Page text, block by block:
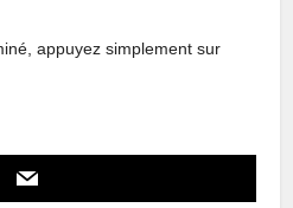
appuyez simplement sur